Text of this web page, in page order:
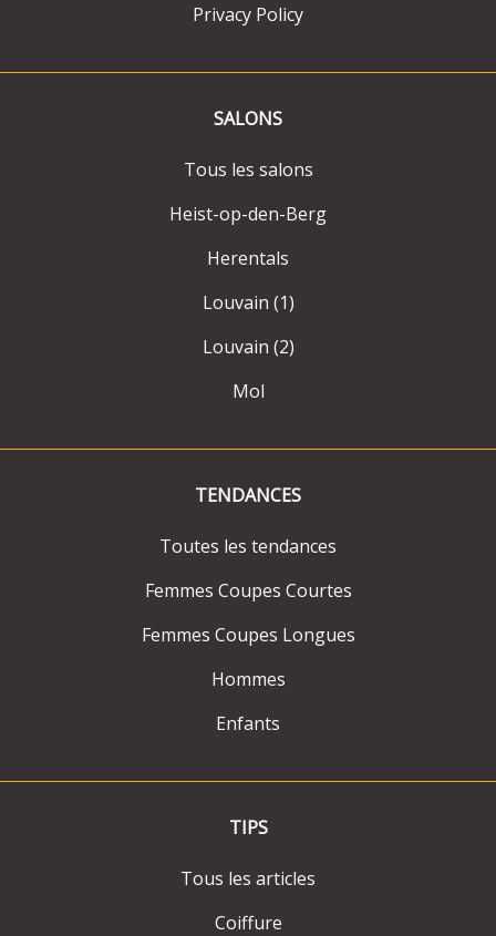
Privacy Policy
SALONS
Tous les salons
Heist-op-den-Berg
Herentals
Louvain (1)
Louvain (2)
Mol
TENDANCES
Toutes les tendances
Femmes Coupes Courtes
Femmes Coupes Longues
Hommes
Enfants
TIPS
Tous les articles
Coiffure